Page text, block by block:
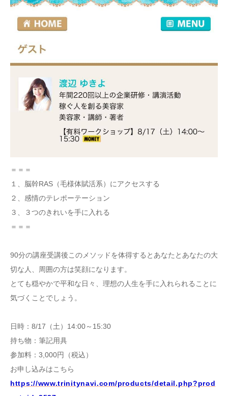
＝＝＝
１、脳幹RAS（毛様体賦活系）にアクセスする
２、感情のテレポーテーション
３、３つのきれいを手に入れる
＝＝＝
90分の講座受講後このメソッドを体得するとあなたとあなたの大
切な人、周囲の方は笑顔になります。
とても穏やかで平和な日々、理想の人生を手に入れられることに
気づくことでしょう。
日時：8/17（土）14:00～15:30
持ち物：筆記用具
参加料：3,000円（税込）
お申し込みはこちら
https://www.trinitynavi.com/products/detail.php?prod